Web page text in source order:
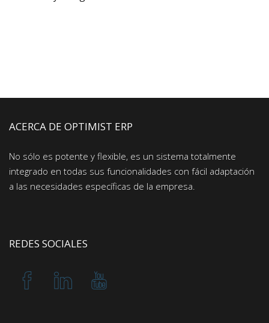
ACERCA DE OPTIMIST ERP
No sólo es potente y flexible, es un sistema totalmente
integrado en todas sus funcionalidades con fácil adaptación
a las necesidades específicas de la empresa.
REDES SOCIALES